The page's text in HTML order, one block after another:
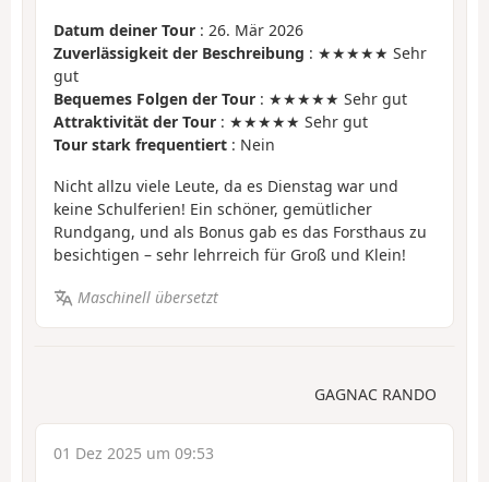
Datum deiner Tour : 26. Mär 2026
Zuverlässigkeit der Beschreibung : ★★★★★ Sehr
gut
Bequemes Folgen der Tour : ★★★★★ Sehr gut
Attraktivität der Tour : ★★★★★ Sehr gut
Tour stark frequentiert : Nein
Nicht allzu viele Leute, da es Dienstag war und
keine Schulferien! Ein schöner, gemütlicher
Rundgang, und als Bonus gab es das Forsthaus zu
besichtigen – sehr lehrreich für Groß und Klein!
Maschinell übersetzt
GAGNAC RANDO
01 Dez 2025 um 09:53